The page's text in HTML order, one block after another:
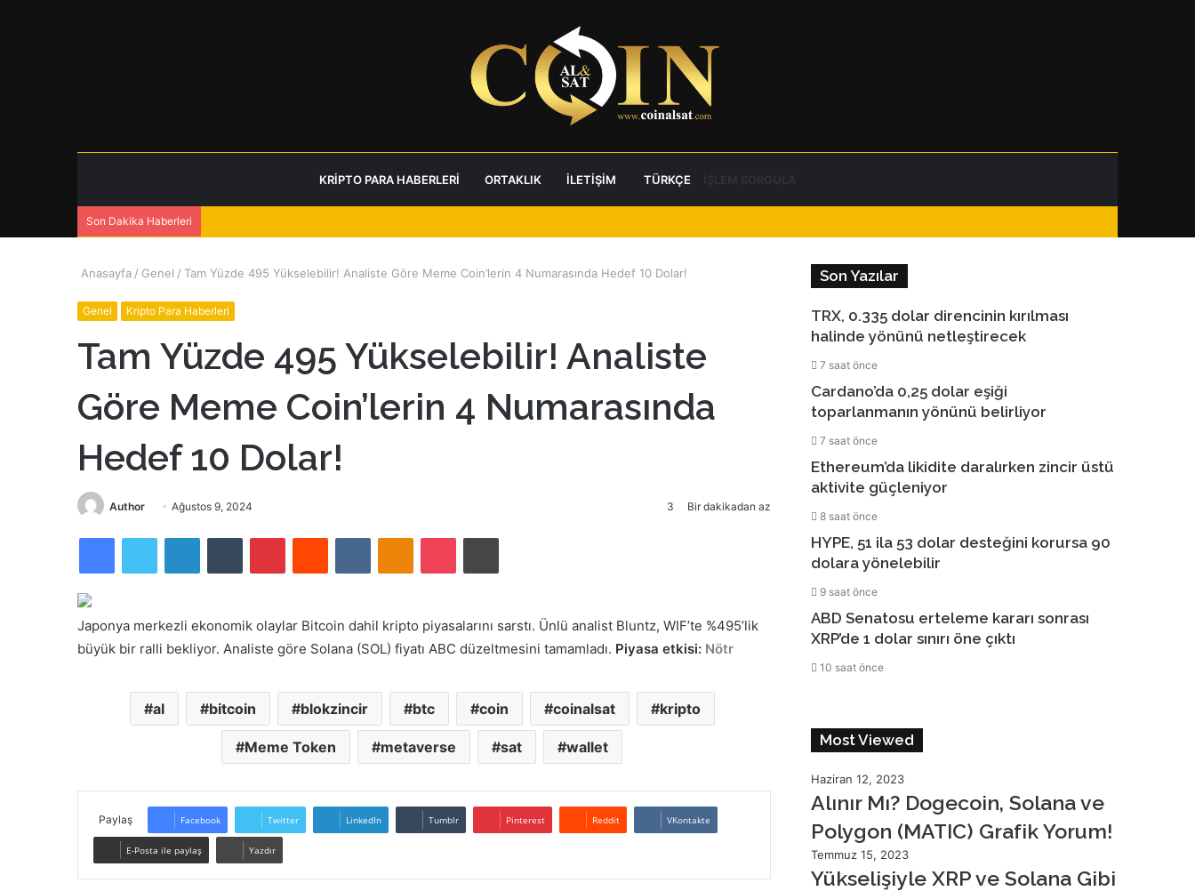
KRIPTO PARA HABERLERI ORTAKLIK İLETIŞIM TÜRKÇE
Son Dakika Haberleri
Anasayfa / Genel / Tam Yüzde 495 Yükselebilir! Analiste Göre Meme Coin’lerin 4 Numarasında Hedef 10 Dolar!
Genel Kripto Para Haberleri
Tam Yüzde 495 Yükselebilir! Analiste
Göre Meme Coin’lerin 4 Numarasında
Hedef 10 Dolar!
Author
göndermek
Ağustos 9, 2024 3 Bir dakikadan az
FacebookTwitter LinkedInTumblr PinterestReddit VKontakteOdnoklassniki
Pocket Yazdır
Japonya merkezli ekonomik olaylar Bitcoin dahil kripto piyasalarını sarstı. Ünlü analist Bluntz, WIF’te %495’lik
büyük bir ralli bekliyor. Analiste göre Solana (SOL) fiyatı ABC düzeltmesini tamamladı. Piyasa etkisi: Nötr
al bitcoin blokzincir btc coin coinalsat kripto
Meme Token metaverse sat wallet
Paylaş Facebook Twitter LinkedIn Tumblr Pinterest Reddit VKontakte
E-Posta ile paylaş Yazdır
Son Yazılar
TRX, 0.335 dolar direncinin kırılması
halinde yönünü netleştirecek
7 saat önce
Cardano’da 0,25 dolar eşiği
toparlanmanın yönünü belirliyor
7 saat önce
Ethereum’da likidite daralırken zincir üstü
aktivite güçleniyor
8 saat önce
HYPE, 51 ila 53 dolar desteğini korursa 90
dolara yönelebilir
9 saat önce
ABD Senatosu erteleme kararı sonrası
XRP’de 1 dolar sınırı öne çıktı
10 saat önce
Most Viewed
Haziran 12, 2023
Alınır Mı? Dogecoin, Solana ve
Polygon (MATIC) Grafik Yorum!
Temmuz 15, 2023
Yükselişiyle XRP ve Solana Gibi